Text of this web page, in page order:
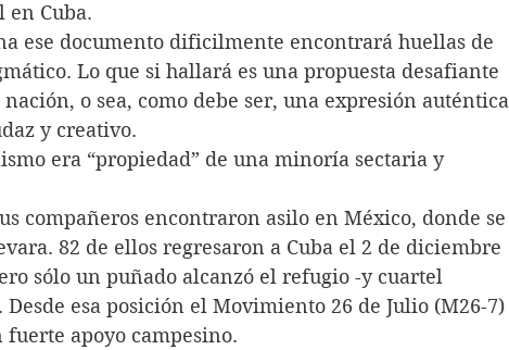
Cuba.
ese documento dificilmente encontrará huellas de
Lo que si hallará es una propuesta desafiante
o sea, como debe ser, una expresión auténtica
y creativo.
era “propiedad” de una minoría sectaria y
compañeros encontraron asilo en México, donde se
82 de ellos regresaron a Cuba el 2 de diciembre
sólo un puñado alcanzó el refugio -y cuartel
esa posición el Movimiento 26 de Julio (M26-7)
apoyo campesino.